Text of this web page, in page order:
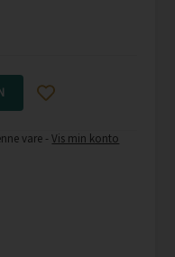
vare -Vis min konto